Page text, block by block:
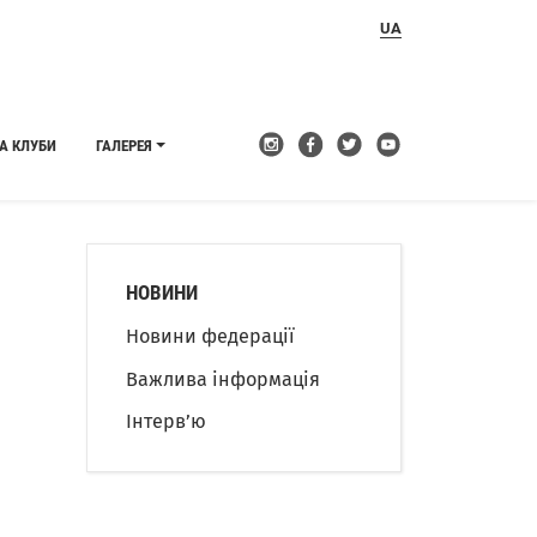
КЛУБИ ГАЛЕРЕЯ
UA
НОВИНИ
Новини федерації
Важлива інформація
Інтерв’ю